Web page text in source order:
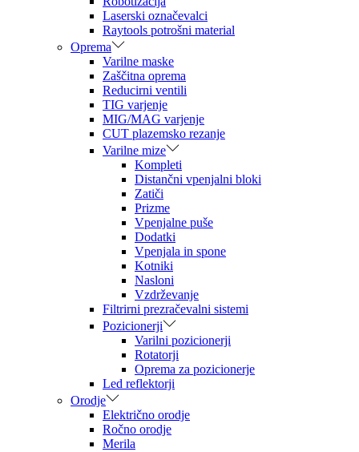
Laserski označevalci
Raytools potrošni material
Oprema
Varilne maske
Zaščitna oprema
Reducirni ventili
TIG varjenje
MIG/MAG varjenje
CUT plazemsko rezanje
Varilne mize
Kompleti
Distančni vpenjalni bloki
Zatiči
Prizme
Vpenjalne puše
Dodatki
Vpenjala in spone
Kotniki
Nasloni
Vzdrževanje
Filtrirni prezračevalni sistemi
Pozicionerji
Varilni pozicionerji
Rotatorji
Oprema za pozicionerje
Led reflektorji
Orodje
Električno orodje
Ročno orodje
Merila